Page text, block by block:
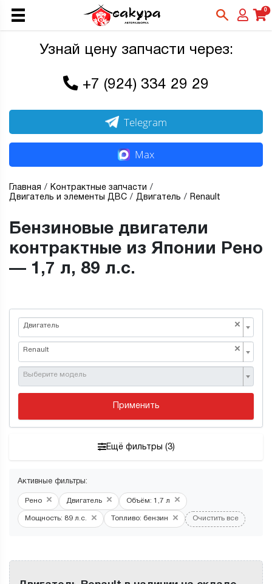
0
Узнай цену запчасти через:
+7 (924) 334 29 29
Telegram
Max
Главная
Контрактные запчасти
Двигатель и элементы ДВС
Двигатель Renault
Бензиновые двигатели
контрактные из Японии Рено
— 1,7 л, 89 л.с.
×
Двигатель
×
Renault
Выберите модель
Применить
Ещё фильтры (3)
Активные фильтры:
Рено × Двигатель × Объём: 1,7 л ×
Мощность: 89 л.с. × Топливо: бензин × Очистить все